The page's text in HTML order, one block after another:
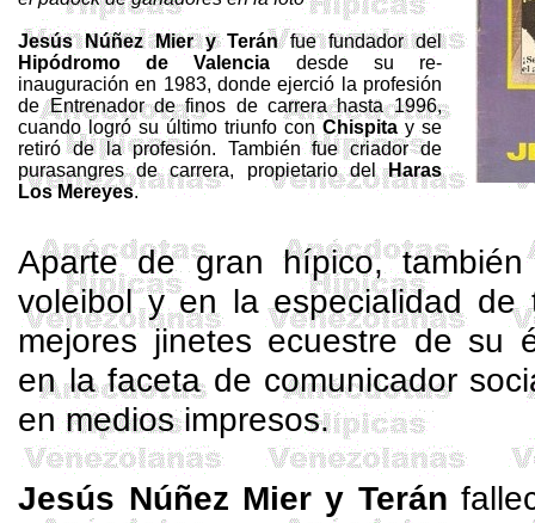
Jesús Núñez Mier y Teránfue fundador del
Hipódromo de Valencia desde su re-
inauguración en 1983, donde ejerció la profesión
deEntrenador de finos de carrera hasta 1996,
cuando logró su último triunfo conChispitay se
retiró de la profesión. También fue criador de
purasangres de carrera, propietario delHaras
Los Mereyes.
Aparte de gran hípico,
voleibol y en la especialidad
mejores jinetes ecuestre de su
en la faceta de comunicador
en medios impresos.
Jesús Núñez Mier y Terán